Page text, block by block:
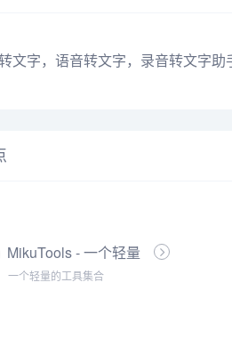
文字，语音转文字，录音转文字
MikuTools - 一个轻量
的工具集合
一个轻量的工具集合